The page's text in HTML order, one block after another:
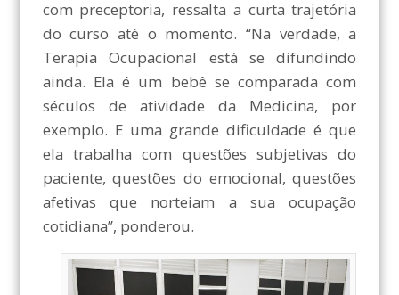
com preceptoria, ressalta a curta trajetória
do curso até o momento. “Na verdade, a
Terapia Ocupacional está se difundindo
ainda. Ela é um bebê se comparada com
séculos de atividade da Medicina, por
exemplo. E uma grande dificuldade é que
ela trabalha com questões subjetivas do
paciente, questões do emocional, questões
afetivas que norteiam a sua ocupação
cotidiana”, ponderou.